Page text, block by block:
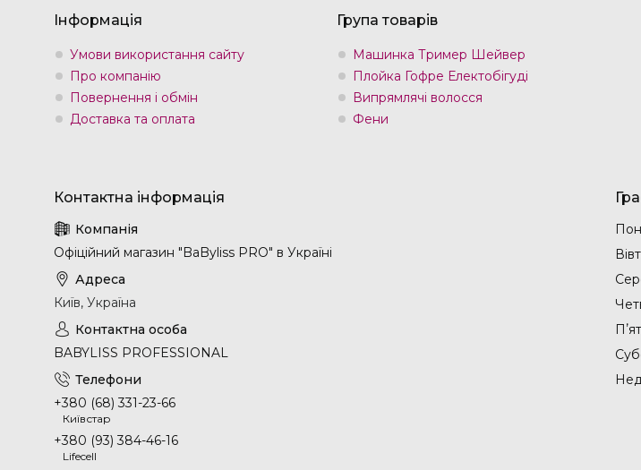
Інформація
Умови використання сайту
Про компанію
Повернення і обмін
Доставка та оплата
Група товарів
Машинка Тример Шейвер
Плойка Гофре Електобігуді
Випрямлячі волосся
Фени
Офіційний магазин "BaByliss PRO" в Україні
Київ, Україна
BABYLISS PROFESSIONAL
+380 (68) 331-23-66
Київстар
+380 (93) 384-46-16
Lifecell